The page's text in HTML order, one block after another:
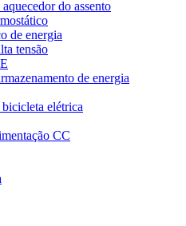
do assento
de energia
tensão
de energia
elétrica
CC